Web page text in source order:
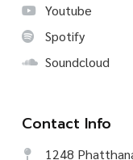
Youtube
Spotify
Soundcloud
Contact Info
1248